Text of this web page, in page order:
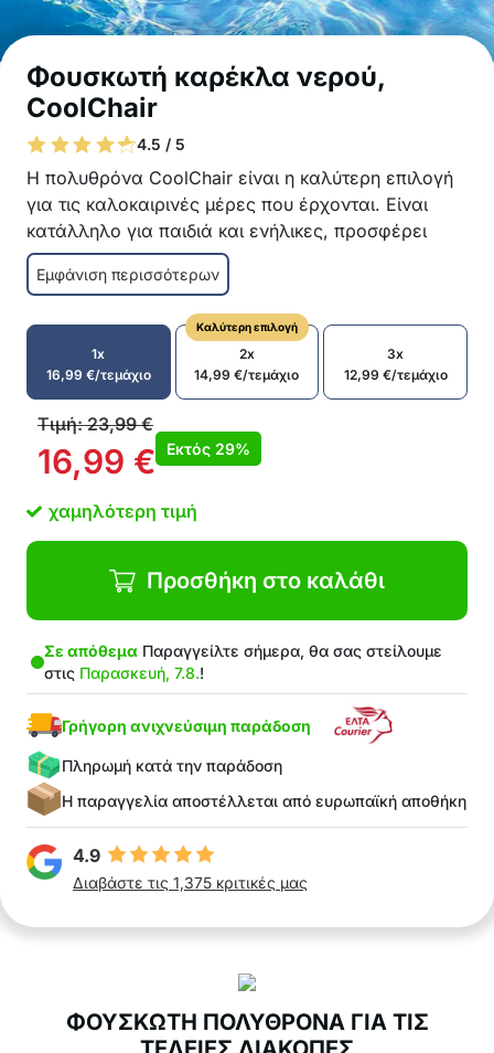
Φουσκωτή καρέκλα νερού,
CoolChair
4.5 / 5
Η πολυθρόνα CoolChair είναι η καλύτερη επιλογή
για τις καλοκαιρινές μέρες που έρχονται. Είναι
κατάλληλο για παιδιά και ενήλικες, προσφέρει
εκπληκτική άνεση και δεν πιάνει σχεδόν καθόλου
χώρο. Χάρη στα άνετα μαξιλάρια για τα χέρια, την
πλάτη και το λαιμό, θα θέλετε να μείνετε σε αυτή
την καταπληκτική πολυθρόνα όλη μέρα.
Εκπληκτικά άνετη πολυθρόνα
Κατάλληλο για παιδιά και ενήλικες
Από ανθεκτικά υλικά
Εργονομικό σχήμα
Γρήγορο στέγνωμα
το-πακέτο-περιλαμβάνει 1x πολυθρόνα για
Εμφάνιση περισσότερων
1x
16,99 €/τεμάχιο
Καλύτερη επιλογή
2x
14,99€/τεμάχιο
3x
12,99 €/τεμάχιο
Τιμή:23,99€
16,99 € Εκτός 29%
χαμηλότερη τιμή
Προσθήκη στο καλάθι
Σε απόθεμα Παραγγείλτε σήμερα, θα σας στείλουμε
στις Παρασκευή, 7.8.!
Γρήγορη ανιχνεύσιμη παράδοση
Πληρωμή κατά την παράδοση
Η παραγγελία αποστέλλεται από ευρωπαϊκή αποθήκη
4.9
Διαβάστε τις 1,375 κριτικές μας
ΦΟΥΣΚΩΤΗ ΠΟΛΥΘΡΟΝΑ ΓΙΑ ΤΙΣ